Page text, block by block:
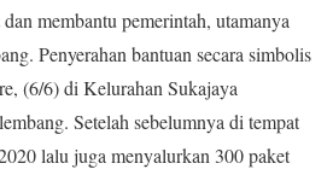
membantu pemerintah, utamanya
Penyerahan bantuan secara simbolis
(6/6) di Kelurahan Sukajaya
Setelah sebelumnya di tempat
lalu juga menyalurkan 300 paket